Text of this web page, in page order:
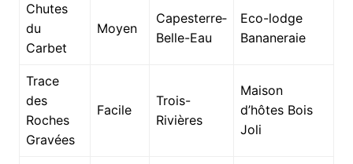
Chutes
du
Carbet
Moyen
Capesterre‐
Belle-Eau
Eco-lodge
Bananeraie
Trace
des
Roches
Gravées
Facile
Trois-
Rivières
Maison
d’hôtes Bois
Joli